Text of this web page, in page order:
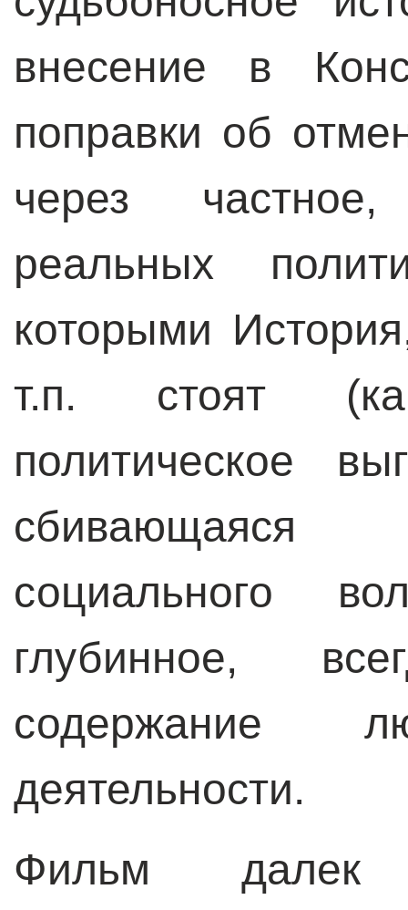
внесение в
поправки об
через
реальных
которыми
т.п. стоят
политическое
социального
глубинное,
содержание
деятельности.
Фильм далек